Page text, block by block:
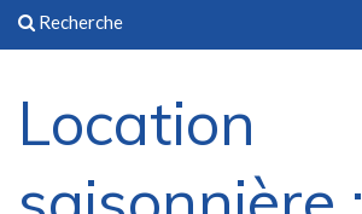
Recherche
Location